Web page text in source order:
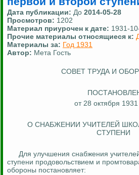
Дата публикации: До 2014-05-28
Просмотров: 1202
Материал приурочен к дате: 1931-
Прочие материалы относящиеся к:
Материалы за: Год 1931
Автор: Мета Гость
СОВЕТ ТРУДА И
от 28 октября 1931
О СНАБЖЕНИИ УЧИТЕЛЕЙ
СТУПЕНИ
Для улучшения снабжения
ступени продовольствием и
обороны постановляет: